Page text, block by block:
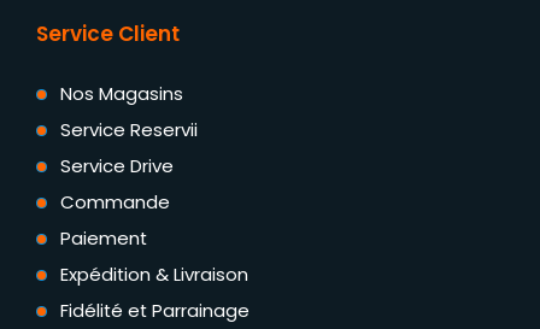
Service Client
Nos Magasins
Service Reservii
Service Drive
Commande
Paiement
Expédition & Livraison
Fidélité et Parrainage